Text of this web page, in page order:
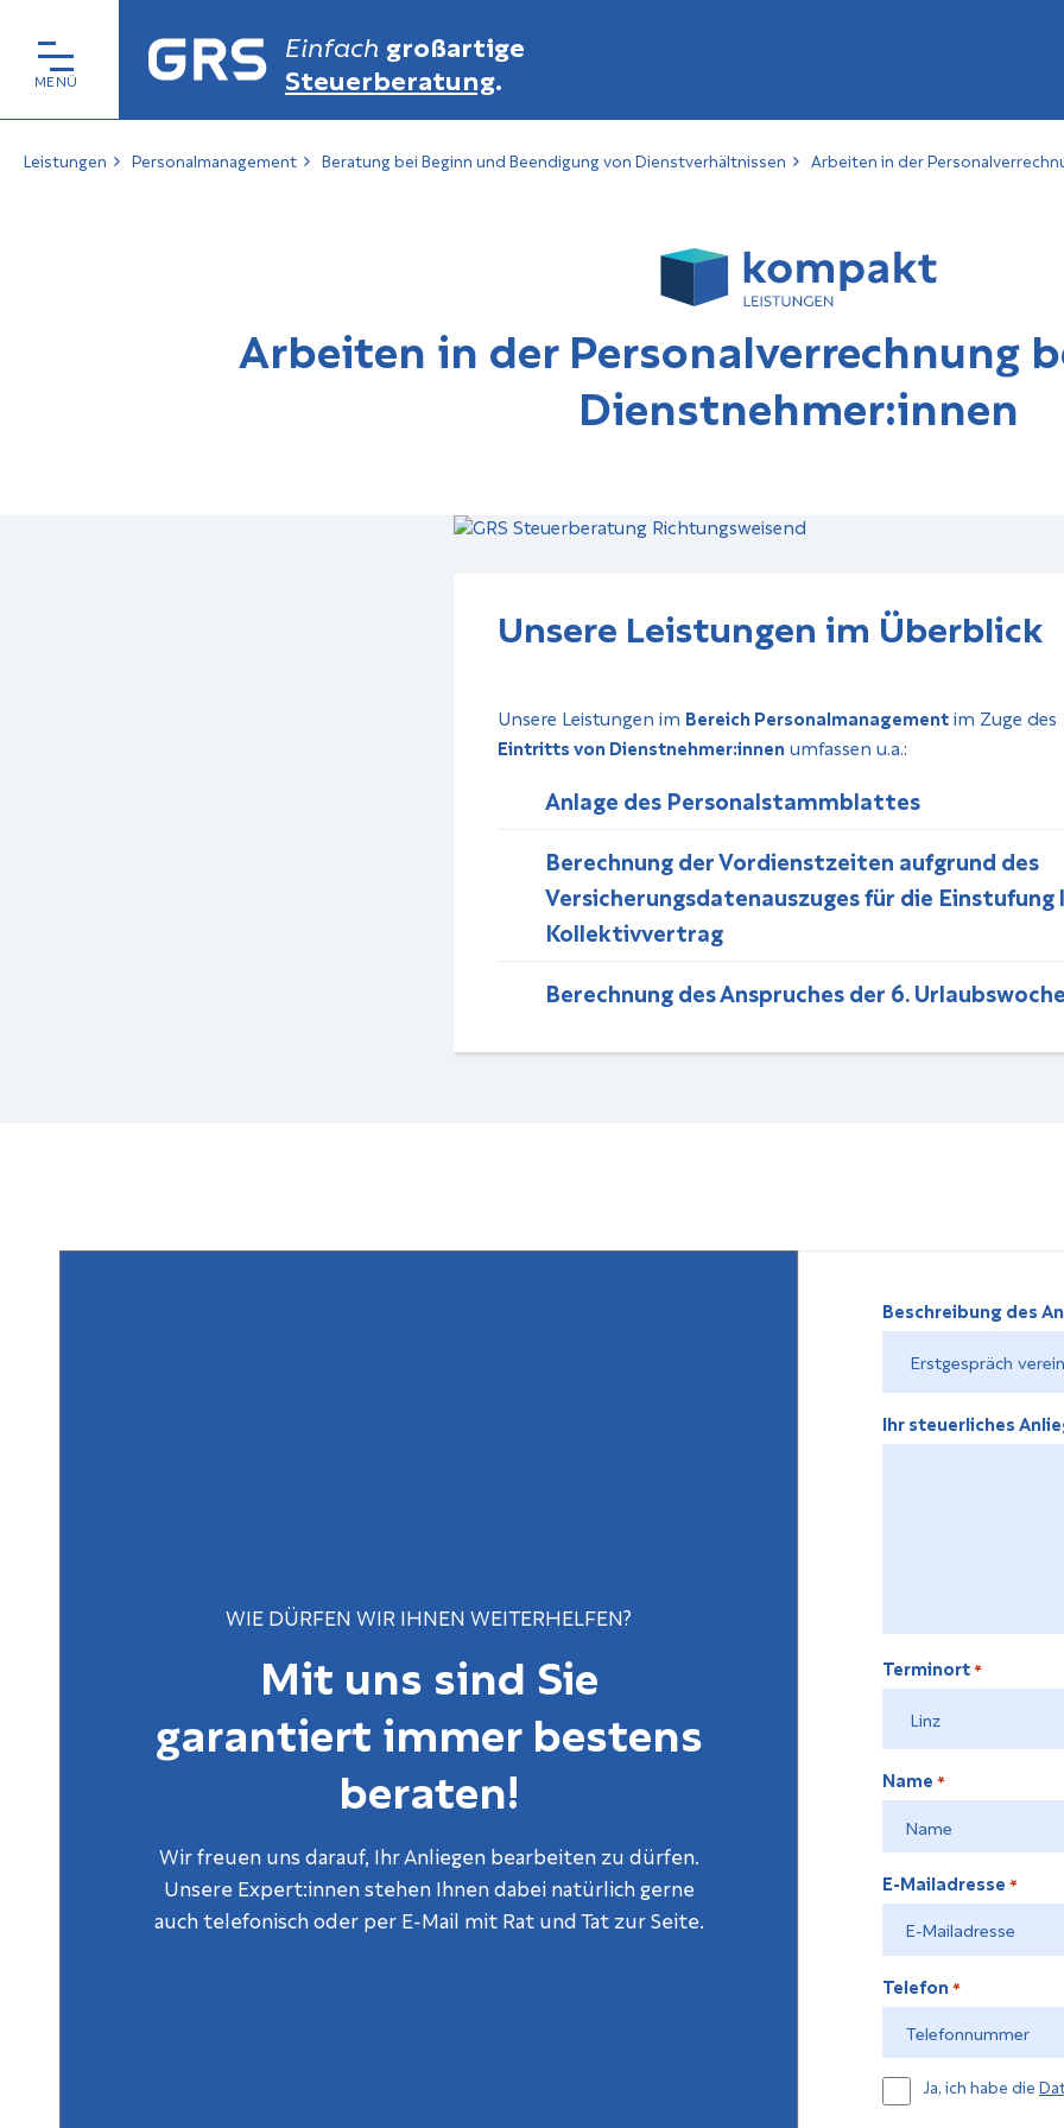
Einfach großartige
Steuerberatung.
Leistungen Personalmanagement Beratung bei Beginn und Beendigung von Dienstverhältnissen Arbeiten in der
Arbeiten in der Personalverrechnung
Dienstnehmer:innen
Unsere Leistungen im Über­blick
Unsere Leistungen im Bereich Personalmanagementim Zuge des
Eintritts von Dienstnehmer:innenumfassen u.a.:
Anlage des Personalstammblattes
Berechnung der Vordienstzeiten aufgrund des
Versicherungsdatenauszuges für die Einstufung
Kollektivvertrag
Berechnung des Anspruches der 6. Urlaubswoche
WIE DÜRFEN WIR IHNEN WEITERHELFEN?
Mit uns sind Sie
garantiert immer bestens
beraten!
Wir freuen uns darauf, Ihr Anliegen bearbeiten zu dürfen.
Unsere Expert:innen stehen Ihnen dabei natürlich gerne
auch telefonisch oder per E-Mail mit Rat und Tat zur Seite.
Beschreibung des
Ihr steuerliches
Terminort*
Name *
E-Mailadresse *
Telefon*
*
Ja, ich habe die